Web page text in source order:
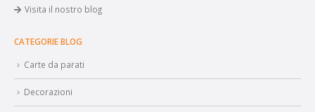
Visita il nostro blog
CATEGORIE BLOG
Carte da parati
Decorazioni